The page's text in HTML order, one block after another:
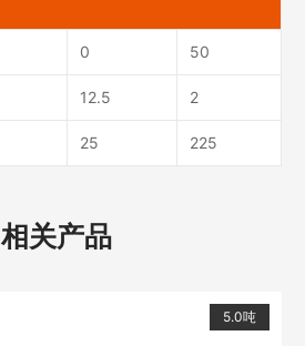
0 50
12.5 2
25 225
相关产品
5.0吨